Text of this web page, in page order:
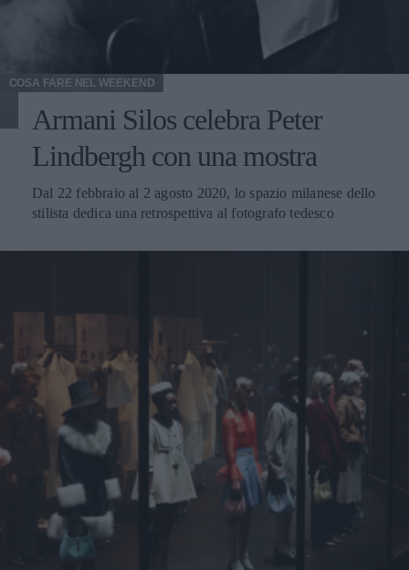
COSA FARE NEL WEEKEND
Armani Silos celebra Peter
Lindbergh con una mostra
Dal 22 febbraio al 2 agosto 2020, lo spazio milanese dello
stilista dedica una retrospettiva al fotografo tedesco